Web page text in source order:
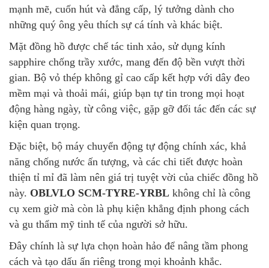
mạnh mẽ, cuốn hút và đẳng cấp, lý tưởng dành cho
những quý ông yêu thích sự cá tính và khác biệt.
Mặt đồng hồ được chế tác tinh xảo, sử dụng kính
sapphire chống trầy xước, mang đến độ bền vượt thời
gian. Bộ vỏ thép không gỉ cao cấp kết hợp với dây đeo
mềm mại và thoải mái, giúp bạn tự tin trong mọi hoạt
động hàng ngày, từ công việc, gặp gỡ đối tác đến các sự
kiện quan trọng.
Đặc biệt, bộ máy chuyển động tự động chính xác, khả
năng chống nước ấn tượng, và các chi tiết được hoàn
thiện tỉ mỉ đã làm nên giá trị tuyệt vời của chiếc đồng hồ
này. OBLVLO SCM-TYRE-YRBL không chỉ là công
cụ xem giờ mà còn là phụ kiện khẳng định phong cách
và gu thẩm mỹ tinh tế của người sở hữu.
Đây chính là sự lựa chọn hoàn hảo để nâng tầm phong
cách và tạo dấu ấn riêng trong mọi khoảnh khắc.